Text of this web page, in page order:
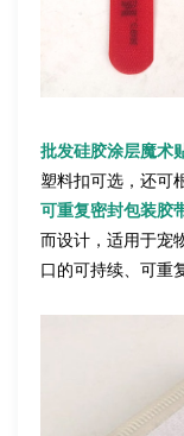
批发硅胶涂层魔术
塑料扣可选，还可
可重复密封包装胶
而设计，适用于宠
口的可持续、可重